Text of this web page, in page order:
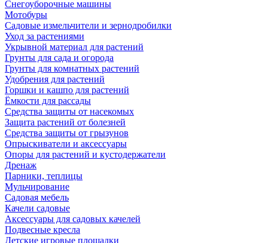
Снегоуборочные машины
Мотобуры
Садовые измельчители и зернодробилки
Уход за растениями
Укрывной материал для растений
Грунты для сада и огорода
Грунты для комнатных растений
Удобрения для растений
Горшки и кашпо для растений
Ёмкости для рассады
Средства защиты от насекомых
Защита растений от болезней
Средства защиты от грызунов
Опрыскиватели и аксессуары
Опоры для растений и кустодержатели
Дренаж
Парники, теплицы
Мульчирование
Садовая мебель
Качели садовые
Аксессуары для садовых качелей
Подвесные кресла
Детские игровые площадки